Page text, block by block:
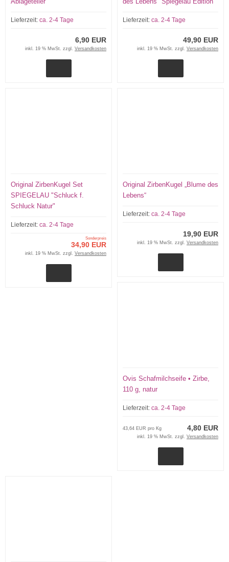
Lieferzeit: ca. 2-4 Tage
6,90 EUR
inkl. 19 % MwSt. zzgl. Versandkosten
Lieferzeit: ca. 2-4 Tage
49,90 EUR
inkl. 19 % MwSt. zzgl. Versandkosten
Original ZirbenKugel Set
SPIEGELAU "Schluck f.
Schluck Natur"
Lieferzeit: ca. 2-4 Tage
Sonderpreis
34,90 EUR
inkl. 19 % MwSt. zzgl. Versandkosten
Original ZirbenKugel „Blume des
Lebens“
Lieferzeit: ca. 2-4 Tage
19,90 EUR
inkl. 19 % MwSt. zzgl. Versandkosten
Ovis Schafmilchseife • Zirbe,
110 g, natur
Lieferzeit: ca. 2-4 Tage
4,80 EUR
43,64 EUR pro Kg
inkl. 19 % MwSt. zzgl. Versandkosten